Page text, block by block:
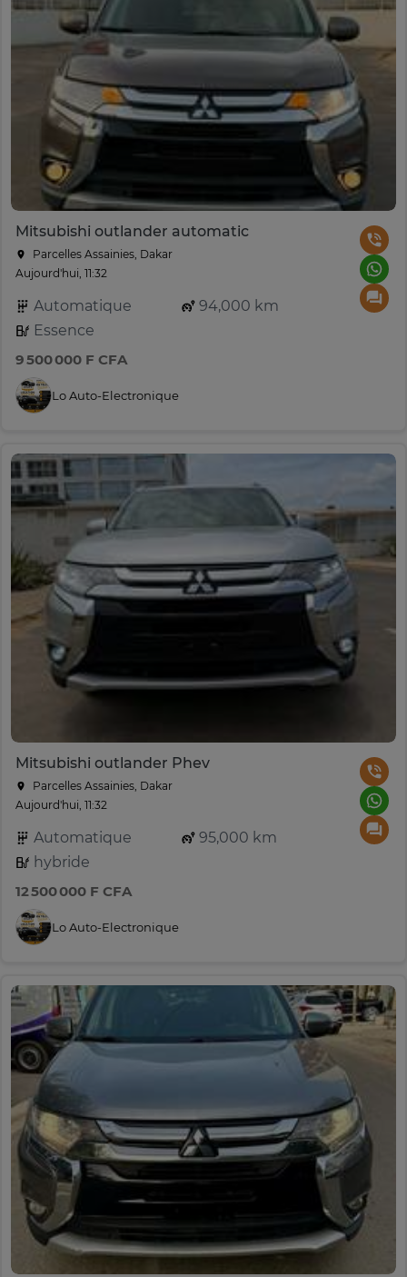
Mitsubishi outlander automatic
Parcelles Assainies, Dakar
Aujourd'hui, 11:32
Automatique
94,000 km
Essence
9 500 000 F CFA
Lo Auto-Electronique
Mitsubishi outlander Phev
Parcelles Assainies, Dakar
Aujourd'hui, 11:32
Automatique
95,000 km
hybride
12 500 000 F CFA
Lo Auto-Electronique